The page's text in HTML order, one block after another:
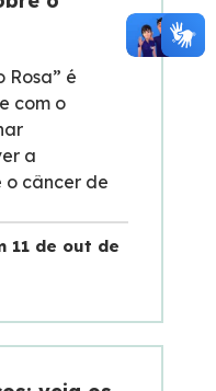
Rosa” é
com o
a
o câncer de
11 de out de